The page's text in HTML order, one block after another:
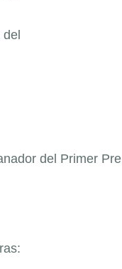
del
del Primer